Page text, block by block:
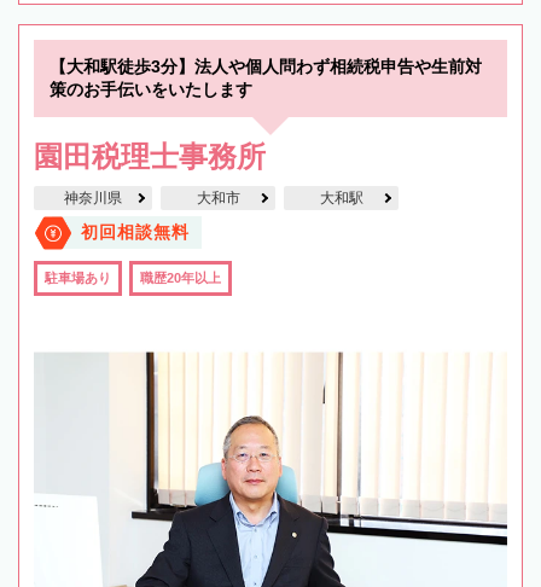
【大和駅徒歩3分】法人や個人問わず相続税申告や生前対
策のお手伝いをいたします
園田税理士事務所
神奈川県 大和市 大和駅
初回相談無料
駐車場あり 職歴20年以上